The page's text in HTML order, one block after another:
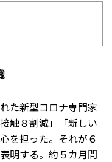
た新型コロナ専門家
触８割減」「新しい
を担った。それが６
明する。約５カ月間